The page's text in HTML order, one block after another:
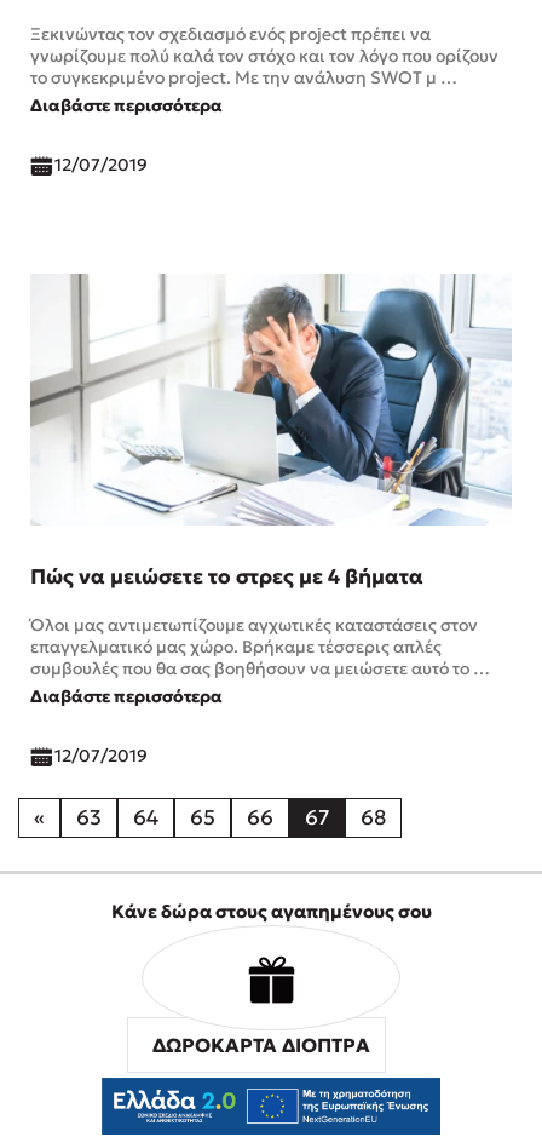
Ξεκινώντας τον σχεδιασμό ενός project πρέπει να
γνωρίζουμε πολύ καλά τον στόχο και τον λόγο που ορίζουν
το συγκεκριμένο project. Με την ανάλυση SWOT μ …
Διαβάστε περισσότερα
12/07/2019
Πώς να μειώσετε το στρες με 4 βήματα
Όλοι μας αντιμετωπίζουμε αγχωτικές καταστάσεις στον
επαγγελματικό μας χώρο. Βρήκαμε τέσσερις απλές
συμβουλές που θα σας βοηθήσουν να μειώσετε αυτό το …
Διαβάστε περισσότερα
12/07/2019
« 63 64 65 66 67 68
Κάνε δώρα στους αγαπημένους σου
ΔΩΡΟΚΑΡΤΑ ΔΙΟΠΤΡΑ